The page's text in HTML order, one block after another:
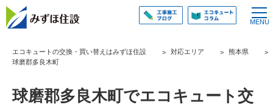
エコキュートの交換・買い替えはみずほ住設 対応エリア
熊本県
球磨郡多良木町
球磨郡多良木町でエコキュート交